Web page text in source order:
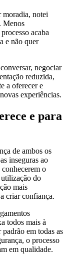
moradia, notei
Menos
acaba
e não quer
negociar
reduzida,
a oferecer e
experiências.
e para
de ambos os
inseguras ao
o
do
mais
criar confiança.
todos mais à
em todas as
o processo
em qualidade.